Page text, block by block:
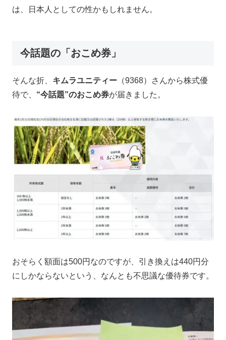
は、日本人としての性かもしれません。
今話題の「おこめ券」
そんな折、 キムラユニティー （9368）さんから株式優
待で、 “今話題”のおこめ券が届きました。
おそらく額面は500円なのですが、引き換えは440円分
にしかならないという、なんとも不思議な優待券です。